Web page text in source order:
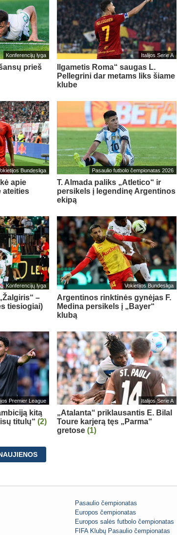
Konferencijų lyga
prieš
Italijos Serie A
Ilgametis Roma“ saugas L.
Pellegrini dar metams liks šiame
klube
Bundesliga
apie
ateities
Pasaulio futbolo čempionatas 2026
T. Almada paliks „Atletico“ ir
persikels į legendinę Argentinos
ekipą
Konferencijų lyga
–
tiesiogiai)
Vokietijos Bundesliga
Argentinos rinktinės gynėjas F.
Medina persikels į „Bayer“
klubą
Premier League
kitą
titulų“(2)
Italijos Serie A
„Atalanta“ priklausantis E. Bilal
Toure karjerą tęs „Parma“
gretose (1)
Pasaulio čempionatas
Europos čempionatas
Europos salės futbolo čempionatas
FIFA Klubų Pasaulio čempionatas